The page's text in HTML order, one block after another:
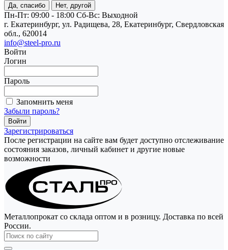
Да, спасибо Нет, другой
Пн-Пт: 09:00 - 18:00 Cб-Вс: Выходной
г. Екатеринбург, ул. Радищева, 28, Екатеринбург, Свердловская
обл., 620014
info@steel-pro.ru
Войти
Логин
Пароль
Запомнить меня
Забыли пароль?
Зарегистрироваться
После регистрации на сайте вам будет доступно отслеживание
состояния заказов, личный кабинет и другие новые
возможности
Металлопрокат со склада оптом и в розницу. Доставка по всей
России.